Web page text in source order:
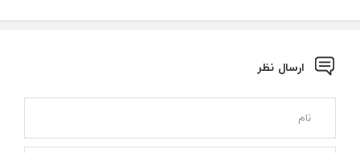
ارسال نظر